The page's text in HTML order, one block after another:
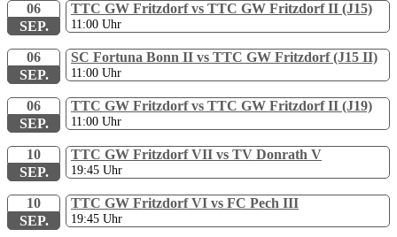
06
SEP.
TTC GW Fritzdorf vs TTC GW Fritzdorf II (J15)
11:00 Uhr
06
SEP.
SC Fortuna Bonn II vs TTC GW Fritzdorf (J15 II)
11:00 Uhr
06
SEP.
TTC GW Fritzdorf vs TTC GW Fritzdorf II (J19)
11:00 Uhr
10
SEP.
TTC GW Fritzdorf VII vs TV Donrath V
19:45 Uhr
10
SEP.
TTC GW Fritzdorf VI vs FC Pech III
19:45 Uhr